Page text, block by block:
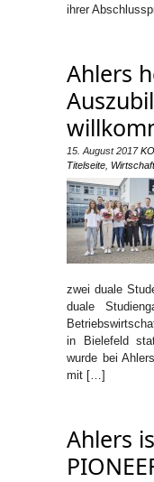
ihrer
Ahlers
15. August 2017 KO
Titelseite Wirtschaft
zwei duale
duale
in Bielefeld
wurde bei
mit […]
Ahlers